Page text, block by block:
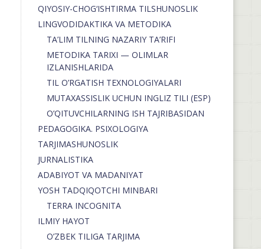
QIYOSIY-CHOG‘ISHTIRMA TILSHUNOSLIK
LINGVODIDAKTIKA VA METODIKA
TA’LIM TILNING NAZARIY TA’RIFI
METODIKA TARIXI — OLIMLAR
IZLANISHLARIDA
TIL O’RGATISH TEXNOLOGIYALARI
MUTAXASSISLIK UCHUN INGLIZ TILI (ESP)
O’QITUVCHILARNING ISH TAJRIBASIDAN
PEDAGOGIKA. PSIXOLOGIYA
TARJIMASHUNOSLIK
JURNALISTIKA
ADABIYOT VA MADANIYAT
YOSH TADQIQOTCHI MINBARI
TERRA INCOGNITA
ILMIY HAYOT
O’ZBEK TILIGA TARJIMA